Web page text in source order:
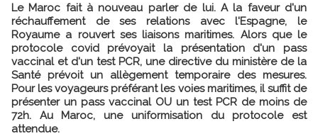
Le Maroc fait à nouveau parler de lui. A la faveur d'un
réchauffement de ses relations avec l'Espagne, le
Royaume a rouvert ses liaisons maritimes. Alors que le
protocole covid prévoyait la présentation d'un pass
vaccinal et d'un test PCR, une directive du ministère de la
Santé prévoit un allègement temporaire des mesures.
Pour les voyageurs préférant les voies maritimes, il suffit de
présenter un pass vaccinal OU un test PCR de moins de
72h. Au Maroc, une uniformisation du protocole est
attendue.